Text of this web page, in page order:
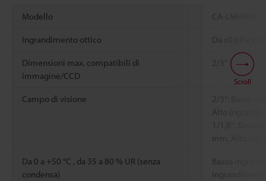
Modello CA-LMHR08
Ingrandimento ottico Da x0,69 a
Dimensioni max. compatibili di
immagine/CCD
2/3"
Campo di visione
2/3": Basso
Alto
mm, Alto
Da 0 a +50 °C , da 35 a 80 % UR (senza
condensa)
Basso
Scroll